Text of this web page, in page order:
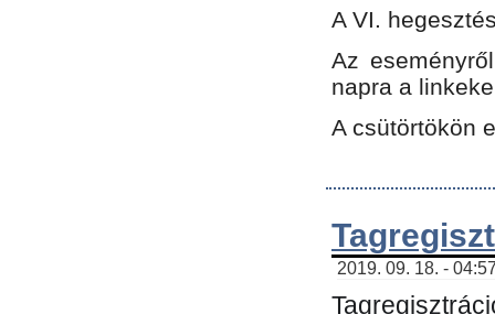
A VI.
Az
napra a
A csütörtökön
2019. 09. 18. -